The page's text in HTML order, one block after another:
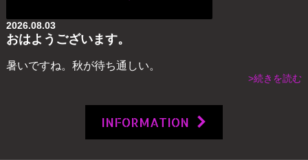
2026.08.03
おはようございます。
暑いですね。秋が待ち通しい。
>続きを読む
INFORMATION